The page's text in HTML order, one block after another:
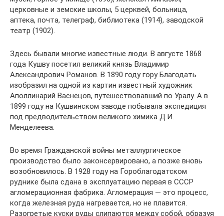
церковные и земские школы, 5 церквей, больница,
аптека, почта, телеграф, библиотека (1914), заводской
театр (1902).
Здесь бывали многие известные люди. В августе 1868
года Кушву посетил великий князь Владимир
Александрович Романов. В 1890 году гору Благодать
изобразил на одной из картин известный художник
Аполлинарий Васнецов, путешествовавший по Уралу. А в
1899 году на Кушвинском заводе побывала экспедиция
под предводительством великого химика Д.И.
Менделеева.
Во время Гражданской войны металлургическое
производство было законсервировано, а позже вновь
возобновилось. В 1928 году на Гороблагодатском
руднике была сдана в эксплуатацию первая в СССР
агломерационная фабрика. Агломерация — это процесс,
когда железная руда нагревается, но не плавится.
Разогретые куски руды слипаются между собой, образуя